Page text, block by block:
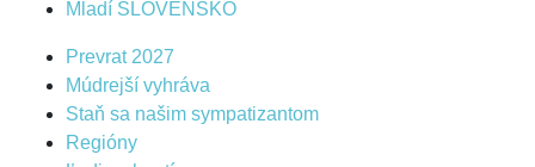
Mladí SLOVENSKO
Prevrat 2027
Múdrejší vyhráva
Staň sa našim sympatizantom
Regióny